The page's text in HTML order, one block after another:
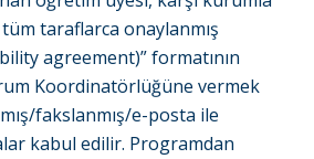
tüm taraflarca onaylanmış
agreement)” formatının
Koordinatörlüğüne vermek
fakslanmış/e-posta ile
kabul edilir. Programdan